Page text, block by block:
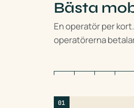
Bästa
En operatör per
operatörerna
01